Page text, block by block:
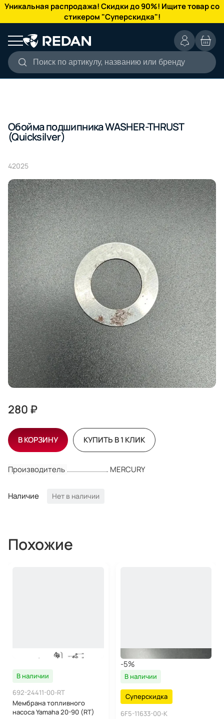
Уникальная распродажа! Скидки до 90%! Ищите товар со
стикером "Суперскидка"!
Поиск по артикулу, названию или бренду
КАТАЛОГ
Обойма подшипника WASHER-THRUST
(Quicksilver)
42025
Производитель MERCURY
Наличие Нет в наличии
280 ₽
В КОРЗИНУ КУПИТЬ В 1 КЛИК
Похожие
В наличии
692-24411-00-RT
Мембрана топливного
насоса Yamaha 20-90 (RT)
-5%
В наличии
Суперскидка
6F5-11633-00-K